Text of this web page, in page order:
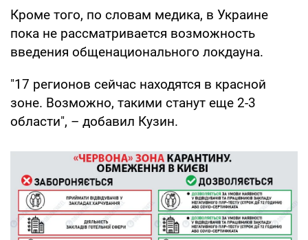
Кроме того, по словам медика, в Украине
пока не рассматривается возможность
введения общенационального локдауна.
"17 регионов сейчас находятся в красной
зоне. Возможно, такими станут еще 2-3
области", – добавил Кузин.